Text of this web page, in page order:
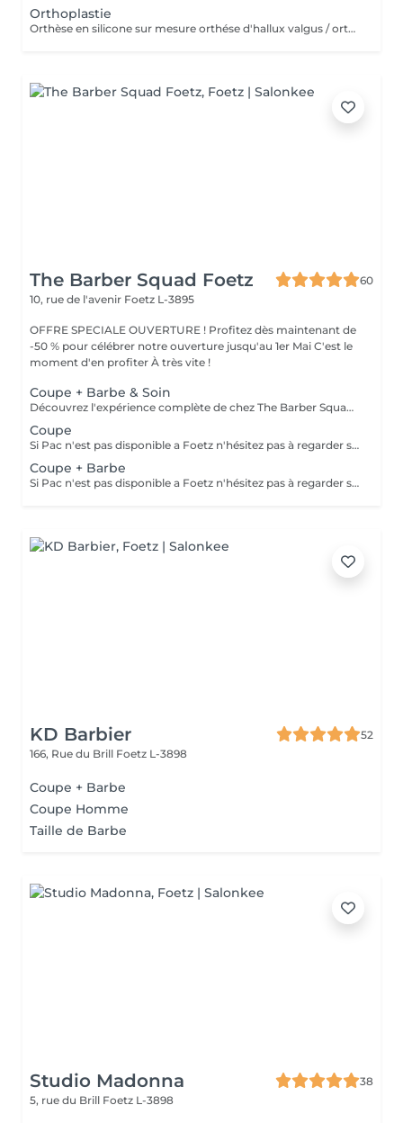
Orthoplastie
Orthèse en silicone sur mesure orthése d'hallux valgus / orthes chevauchement des orteils / orthése protection des ongles pieds sportif
The Barber Squad Foetz
60
10, rue de l'avenir Foetz L-3895
OFFRE SPECIALE OUVERTURE ! Profitez dès maintenant de
-50 % pour célébrer notre ouverture jusqu'au 1er Mai C'est le
moment d'en profiter À très vite !
Coupe + Barbe & Soin
Découvrez l'expérience complète de chez The Barber Squad ! Shampooing & soins profonds + Coupe complète + Coiffage. Taille de Barbe & Contours à la lame & soins régénérant + Serviette Chaude & Froide + Nettoyage exfoliant du visage + Vapeur + Massage Relaxant + After Shave + Huile à barbe + Hydratation de la peau . Pour que votre expérience chez nous soit optimal , une boisson de votre choix vous est offerte !
Coupe
Si Pac n'est pas disponible a Foetz n'hésitez pas à regarder sur notre planning à Gasperich : https://salonkee.lu/salon/the-barber-squad?lang=fr
Coupe + Barbe
Si Pac n'est pas disponible a Foetz n'hésitez pas à regarder sur notre planning à Gasperich : https://salonkee.lu/salon/the-barber-squad?lang=fr
KD Barbier
52
166, Rue du Brill Foetz L-3898
Coupe + Barbe
Coupe Homme
Taille de Barbe
Studio Madonna
38
5, rue du Brill Foetz L-3898